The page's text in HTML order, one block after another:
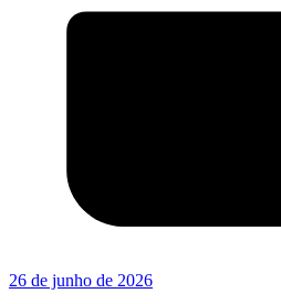
26 de junho de 2026